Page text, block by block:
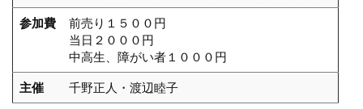
参加費
前売り１５００円
当日２０００円
中高生、障がい者１０００円
主催 千野正人・渡辺睦子